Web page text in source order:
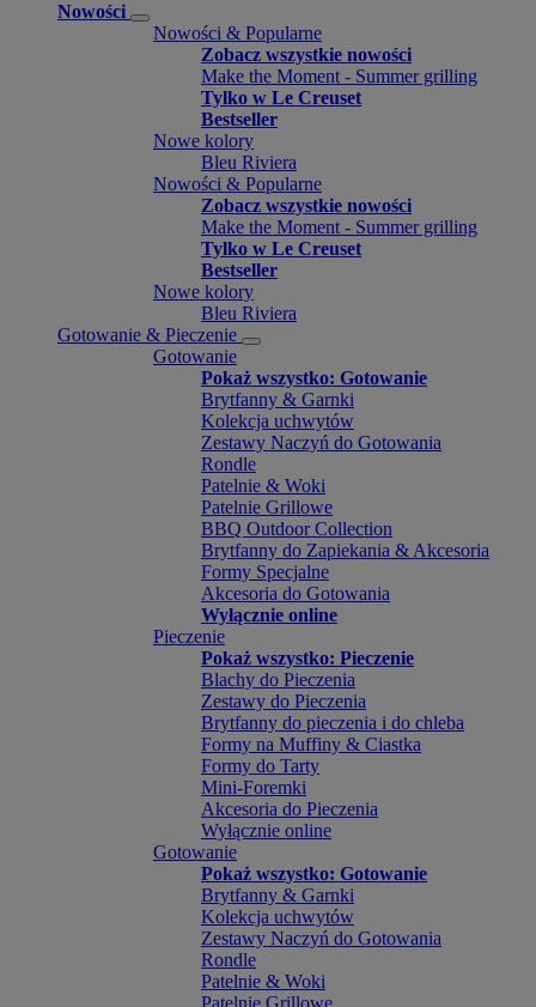
Nowości
Nowości & Popularne
Zobacz wszystkie nowości
Make the Moment - Summer grilling
Tylko w Le Creuset
Bestseller
Nowe kolory
Bleu Riviera
Nowości & Popularne
Zobacz wszystkie nowości
Make the Moment - Summer grilling
Tylko w Le Creuset
Bestseller
Nowe kolory
Bleu Riviera
Gotowanie & Pieczenie
Gotowanie
Pokaż wszystko: Gotowanie
Brytfanny & Garnki
Kolekcja uchwytów
Zestawy Naczyń do Gotowania
Rondle
Patelnie & Woki
Patelnie Grillowe
BBQ Outdoor Collection
Brytfanny do Zapiekania & Akcesoria
Formy Specjalne
Akcesoria do Gotowania
Wyłącznie online
Pieczenie
Pokaż wszystko: Pieczenie
Blachy do Pieczenia
Zestawy do Pieczenia
Brytfanny do pieczenia i do chleba
Formy na Muffiny & Ciastka
Formy do Tarty
Mini-Foremki
Akcesoria do Pieczenia
Wyłącznie online
Gotowanie
Pokaż wszystko: Gotowanie
Brytfanny & Garnki
Kolekcja uchwytów
Zestawy Naczyń do Gotowania
Rondle
Patelnie & Woki
Patelnie Grillowe